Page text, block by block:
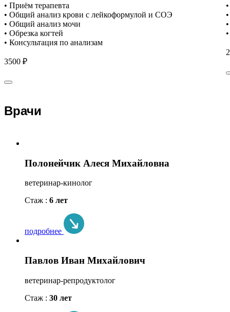
• Приём терапевта
• Общий анализ крови с лейкоформулой и СОЭ
• Общий анализ мочи
• Обрезка когтей
• Консультация по анализам
3500 ₽
Врачи
Полонейчик Алеся Михайловна
ветеринар-кинолог
Стаж : 6 лет
подробнее
Павлов Иван Михайлович
ветеринар-репродуктолог
Стаж : 30 лет